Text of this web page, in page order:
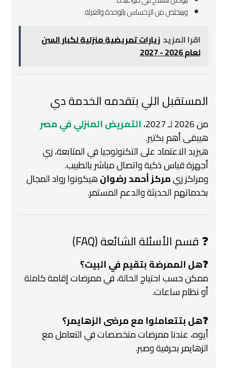
وبيتخلص من الإحساس بالوحدة والعزلة.
اقرا المزيد زيارات تمريضية منزلية لكبار السن
لعام 2026 - 2027
المستقبل اللي بتقدمه الخدمة دي
من 2026 لـ 2027،
التمريض المنزلي في مصر
هيبقى أهم بكتير.
هيزيد الاعتماد على التكنولوجيا في المتابعة، زي
أجهزة قياس ذكية واتصال مباشر بالطبيب.
ومراكز زيمركز أحمد رضوانهيكونوا رواد المجال
بخدماتهم الحديثة والدعم المستمر.
❓ قسم الأسئلة الشائعة (FAQ)
❓هل الممرضة بتقيم في البيت؟
ممكن حسب احتياج الحالة، في ممرضات إقامة كاملة
أو نظام ساعات.
❓هل بتتعاملوا مع مرضى الزهايمر؟
أيوه، عندنا ممرضات متخصصات في التعامل مع
الزهايمر بحرفية وصبر.